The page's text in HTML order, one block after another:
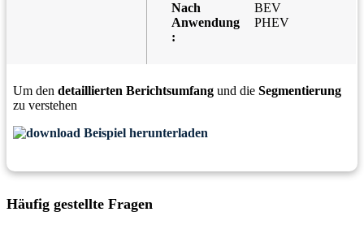
Nach
Anwendung
:
BEV
PHEV
Um den detaillierten Berichtsumfang und die Segmentierung
zu verstehen
Beispiel herunterladen
Häufig gestellte Fragen